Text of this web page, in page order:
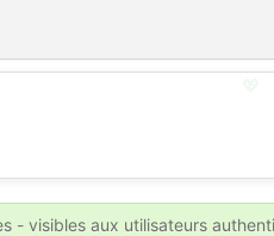
- visibles aux utilisateurs